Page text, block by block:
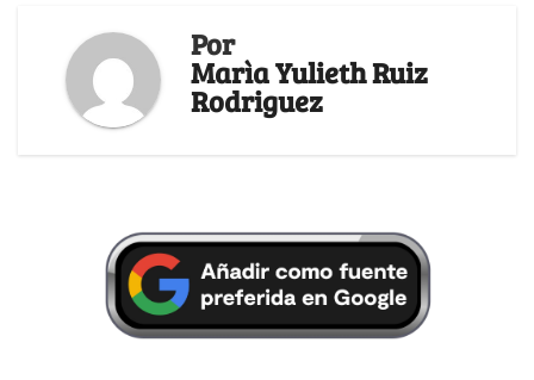
Por
Marìa Yulieth Ruiz
Rodriguez